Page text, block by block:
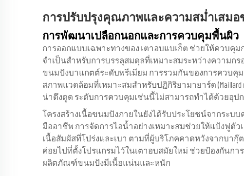
การปรับปรุงคุณภาพและความสม่ำเสม
การพัฒนาเปลือกนอกและการควบคุมพื้นผิว
การออกแบบเฉพาะทางของ เตาอบแบเก็ต ช่วยให้ควบคุม
จำเป็นสำหรับการบรรลุสมดุลที่เหมาะสมระหว่างความก
ขนมปังบาแกตต์ระดับพรีเมียม การรวมกันของการควบคุ
สภาพแวดล้อมที่เหมาะสมสำหรับปฏิกิริยามายาร์ด
น่าดึงดูด ระดับการควบคุมเช่นนี้ไม่สามารถทำได้ด้วยอุป
โครงสร้างเนื้อขนมปังภายในยังได้รับประโยชน์จากระ
มืออาชีพ การจัดการไอน้ำอย่างเหมาะสมช่วยให้แป้งฟูตั
เนื้อสัมผัสที่โปร่งและเบา ตามที่ผู้บริโภคคาดหวังจากบา
ค่อยไปที่ตั้งโปรแกรมไว้ในเตาอบสมัยใหม่ ช่วยป้องกันกา
ผลิตภัณฑ์ขนมปังมีเนื้อแน่นและหนัก